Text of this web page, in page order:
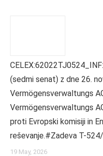
(sedmi senat) z dne 26.
Vermögensverwaltungs
Vermögensverwaltungs
proti Evropski komisiji in
reševanje.#Zadeva T-
19 May, 2026